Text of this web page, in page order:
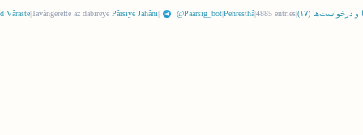
Vâraste|Tavângerefte az dabireye Pârsiye Jahâni| @Paarsig_bot|Pehresthâ|4885 entries| و درخواست‌ها (١٧)